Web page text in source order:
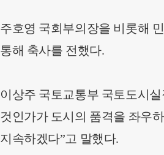
주호영 국회부의장을 비롯해
통해 축사를 전했다.
이상주 국토교통부 국토도시
것인가가 도시의 품격을 좌우
지속하겠다”고 말했다.